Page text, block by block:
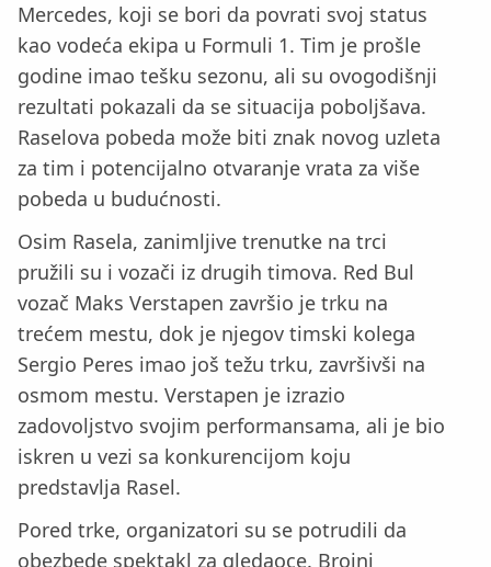
Mercedes, koji se bori da povrati svoj status
kao vodeća ekipa u Formuli 1. Tim je prošle
godine imao tešku sezonu, ali su ovogodišnji
rezultati pokazali da se situacija poboljšava.
Raselova pobeda može biti znak novog uzleta
za tim i potencijalno otvaranje vrata za više
pobeda u budućnosti.
Osim Rasela, zanimljive trenutke na trci
pružili su i vozači iz drugih timova. Red Bul
vozač Maks Verstapen završio je trku na
trećem mestu, dok je njegov timski kolega
Sergio Peres imao još težu trku, završivši na
osmom mestu. Verstapen je izrazio
zadovoljstvo svojim performansama, ali je bio
iskren u vezi sa konkurencijom koju
predstavlja Rasel.
Pored trke, organizatori su se potrudili da
obezbede spektakl za gledaoce. Brojni